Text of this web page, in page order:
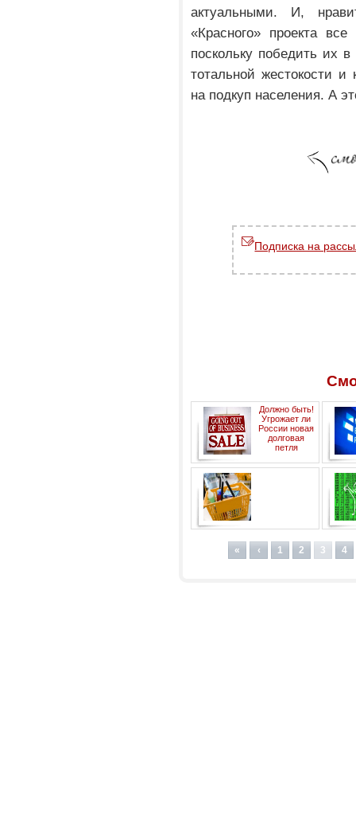
актуальными. И,
«Красного» проекта
поскольку победить их
тотальной жестокости
на подкуп населения. А
Подписка на
Должно быть!
Угрожает ли
России новая
долговая
петля
мясом и рыбой?!
« ‹ 1 2 3 4